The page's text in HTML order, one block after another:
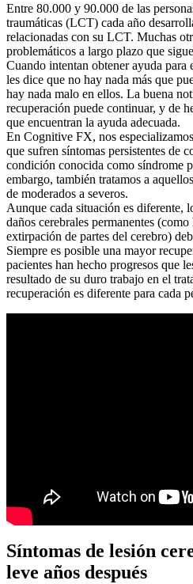
Entre 80.000 y 90.000 de las
traumáticas (LCT) cada año
relacionadas con su LCT. Muchas
problemáticos a largo plazo que
Cuando intentan obtener ayuda para
les dice que no hay nada más que
hay nada malo en ellos. La buena
recuperación puede continuar, y de
que encuentran la ayuda adecuada.
En Cognitive FX, nos
que sufren síntomas persistentes de
condición conocida como síndrome
embargo, también tratamos a
de moderados a severos.
Aunque cada situación es diferente,
daños cerebrales permanentes
extirpación de partes del cerebro)
Siempre es posible una mayor
pacientes han hecho progresos que
resultado de su duro trabajo en el
recuperación es diferente para cada
Síntomas de lesión
leve años después